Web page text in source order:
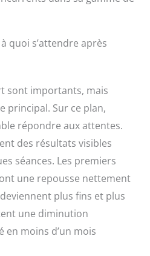
quoi s’attendre après
sont importants, mais
principal. Sur ce plan,
répondre aux attentes.
des résultats visibles
séances. Les premiers
une repousse nettement
plus fins et plus
une diminution
en moins d’un mois